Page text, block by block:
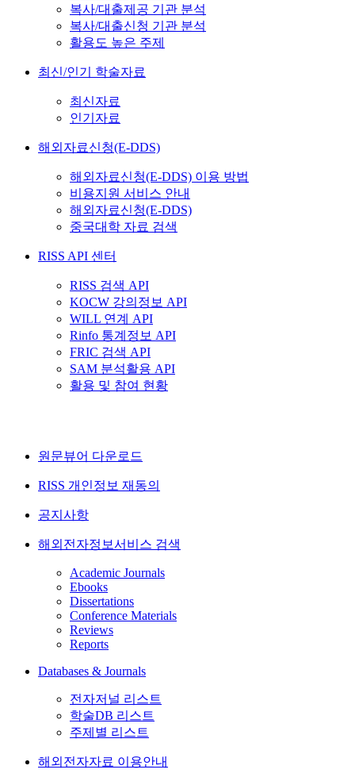
복사/대출제공 기관 분석
복사/대출신청 기관 분석
활용도 높은 주제
최신/인기 학술자료
최신자료
인기자료
해외자료신청(E-DDS)
해외자료신청(E-DDS) 이용 방법
비용지원 서비스 안내
해외자료신청(E-DDS)
중국대학 자료 검색
RISS API 센터
RISS 검색 API
KOCW 강의정보 API
WILL 연계 API
Rinfo 통계정보 API
FRIC 검색 API
SAM 분석활용 API
활용 및 참여 현황
원문뷰어 다운로드
RISS 개인정보 재동의
공지사항
해외전자정보서비스 검색
Academic Journals
Ebooks
Dissertations
Conference Materials
Reviews
Reports
Databases & Journals
전자저널 리스트
학술DB 리스트
주제별 리스트
해외전자자료 이용안내